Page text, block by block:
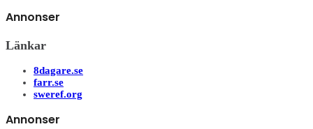
Annonser
Länkar
8dagare.se
farr.se
sweref.org
Annonser